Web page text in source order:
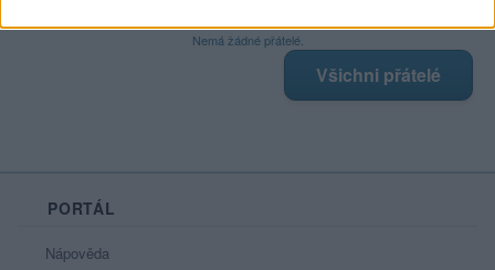
Nemá žádné přátelé.
Všichni přátelé
PORTÁL
Nápověda